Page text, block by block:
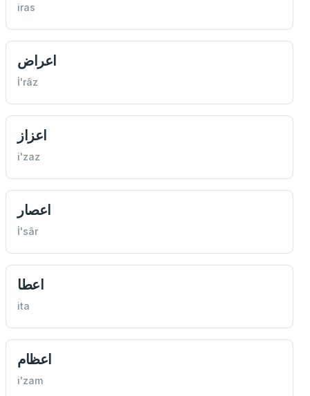
iras
اعراض
İ'râz
اعزاز
i'zaz
اعصار
İ'sâr
اعطا
ita
اعظام
i'zam